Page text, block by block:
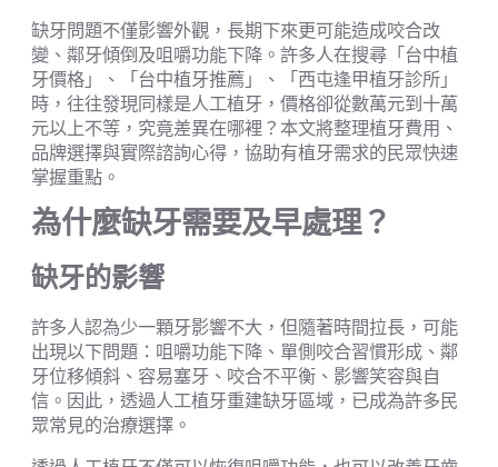
缺牙問題不僅影響外觀，長期下來更可能造成咬合改
變、鄰牙傾倒及咀嚼功能下降。許多人在搜尋「台中植
牙價格」、「台中植牙推薦」、「西屯逢甲植牙診所」
時，往往發現同樣是人工植牙，價格卻從數萬元到十萬
元以上不等，究竟差異在哪裡？本文將整理植牙費用、
品牌選擇與實際諮詢心得，協助有植牙需求的民眾快速
掌握重點。
為什麼缺牙需要及早處理？
缺牙的影響
許多人認為少一顆牙影響不大，但隨著時間拉長，可能
出現以下問題：咀嚼功能下降、單側咬合習慣形成、鄰
牙位移傾斜、容易塞牙、咬合不平衡、影響笑容與自
信。因此，透過人工植牙重建缺牙區域，已成為許多民
眾常見的治療選擇。